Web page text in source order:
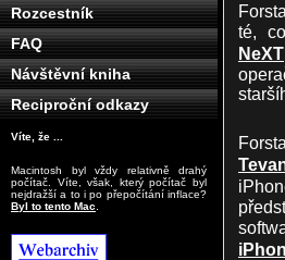
Rozcestník
FAQ
Návštěvní kniha
Reciproční odkazy
Víte, že ...
Macintosh byl vždy relativně drahý
počítač. Víte, však, který počítač byl
nejdražší a to i po přepočítání inflace?
Byl to tento Mac
té,
NeXT